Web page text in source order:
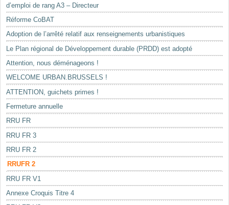
d’emploi de rang A3 – Directeur
Réforme CoBAT
Adoption de l’arrêté relatif aux renseignements urbanistiques
Le Plan régional de Développement durable (PRDD) est adopté
Attention, nous déménageons !
WELCOME URBAN.BRUSSELS !
ATTENTION, guichets primes !
Fermeture annuelle
RRU FR
RRU FR 3
RRU FR 2
RRUFR 2
RRU FR V1
Annexe Croquis Titre 4